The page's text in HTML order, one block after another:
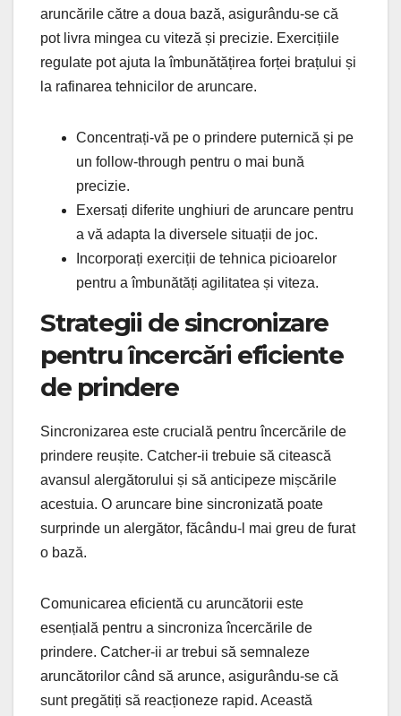
aruncările către a doua bază, asigurându-se că
pot livra mingea cu viteză și precizie. Exercițiile
regulate pot ajuta la îmbunătățirea forței brațului și
la rafinarea tehnicilor de aruncare.
Concentrați-vă pe o prindere puternică și pe
un follow-through pentru o mai bună
precizie.
Exersați diferite unghiuri de aruncare pentru
a vă adapta la diversele situații de joc.
Incorporați exerciții de tehnica picioarelor
pentru a îmbunătăți agilitatea și viteza.
Strategii de sincronizare
pentru încercări eficiente
de prindere
Sincronizarea este crucială pentru încercările de
prindere reușite. Catcher-ii trebuie să citească
avansul alergătorului și să anticipeze mișcările
acestuia. O aruncare bine sincronizată poate
surprinde un alergător, făcându-l mai greu de furat
o bază.
Comunicarea eficientă cu aruncătorii este
esențială pentru a sincroniza încercările de
prindere. Catcher-ii ar trebui să semnaleze
aruncătorilor când să arunce, asigurându-se că
sunt pregătiți să reacționeze rapid. Această